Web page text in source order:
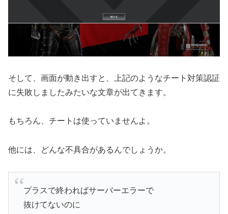
そして、画面が動き出すと、上記のようなチート対策認証
に失敗しましたみたいな文章が出てきます。
もちろん、チートは使っていませんよ。
他には、どんな不具合があるんでしょうか。
プラスで終わればサーバーエラーで
抜けてないのに